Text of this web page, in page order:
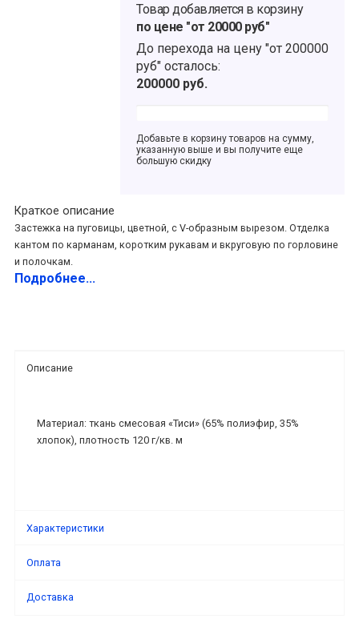
Краткое описание
Застежка на пуговицы, цветной, с V-образным вырезом. Отделка
кантом по карманам, коротким рукавам и вкруговую по горловине
и полочкам.
Подробнее...
Товар добавляется в корзину
по цене "от 20000 руб"
До перехода на цену "от 200000
руб" осталось:
200000 руб.
Добавьте в корзину товаров на сумму,
указанную выше и вы получите еще
большую скидку
Описание
Материал: ткань смесовая «Тиси» (65% полиэфир, 35%
хлопок), плотность 120 г/кв. м
Характеристики
Оплата
Доставка